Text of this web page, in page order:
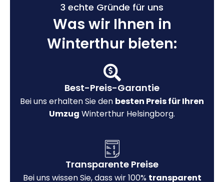
3 echte Gründe für uns
Was wir Ihnen in
Winterthur bieten:
Best-Preis-Garantie
Bei uns erhalten Sie den besten Preis für Ihren
Umzug Winterthur Helsingborg.
Transparente Preise
Bei uns wissen Sie, dass wir 100% transparent